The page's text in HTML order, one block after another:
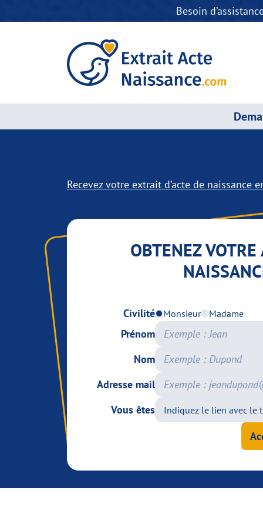
Besoin
Recevez votre extrait d’acte de naissance
OBTENEZ VOTRE
Civilité Monsieur Madame
Prénom
Nom
Adresse mail
Vous êtes